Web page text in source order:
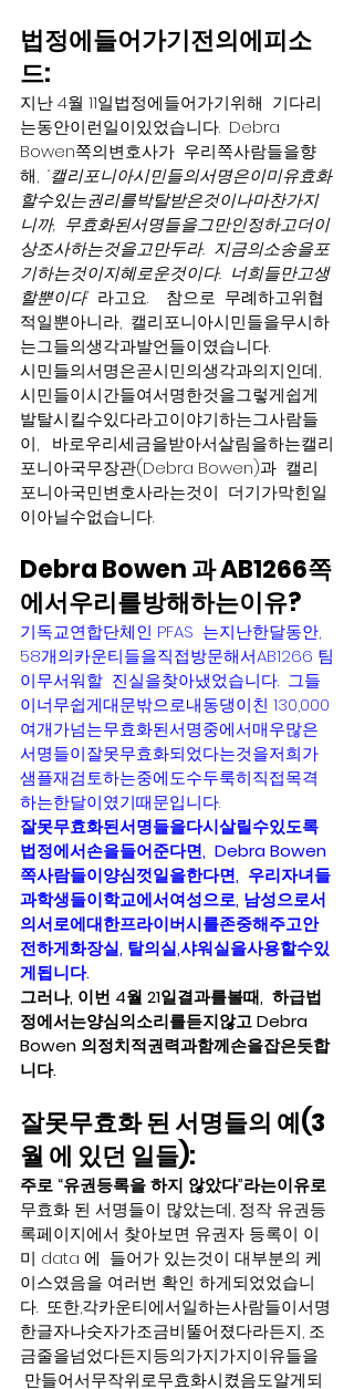
법정에들어가기전의에피소
드:
지난 4월 11일법정에들어가기위해  기다리
는동안이런일이있었습니다.  Debra
Bowen쪽의변호사가  우리쪽사람들을향
해, ‘캘리포니아시민들의서명은이미유효화
할수있는권리를박탈받은것이나마찬가지
니까,  무효화된서명들을그만인정하고더이
상조사하는것을고만두라.  지금의소송을포
기하는것이지혜로운것이다.  너희들만고생
할뿐이다’ 라고요.    참으로  무례하고위협
적일뿐아니라,  캘리포니아시민들을무시하
는그들의생각과발언들이였습니다.
시민들의서명은곧시민의생각과의지인데,
시민들이시간들여서명한것을그렇게쉽게
발탈시킬수있다라고이야기하는그사람들
이,   바로우리세금을받아서살림을하는캘리
포니아국무장관(Debra Bowen)과  캘리
포니아국민변호사라는것이  더기가막힌일
이아닐수없습니다.
Debra Bowen 과 AB1266쪽
에서우리를방해하는이유?
기독교연합단체인 PFAS  는지난한달동안,
58개의카운티들을직접방문해서AB1266 팀
이무서워할  진실을찾아냈었습니다.  그들
이너무쉽게대문밖으로내동댕이친 130,000
여개가넘는무효화된서명중에서매우많은
서명들이잘못무효화되었다는것을저희가
샘플재검토하는중에도수두룩히직접목격
하는한달이였기때문입니다.
잘못무효화된서명들을다시살릴수있도록
법정에서손을들어준다면,  Debra Bowen
쪽사람들이양심껏일을한다면,  우리자녀들
과학생들이학교에서여성으로, 남성으로서
의서로에대한프라이버시를존중해주고안
전하게화장실, 탈의실,샤워실을사용할수있
게됩니다.
그러나, 이번 4월 21일결과를볼때,  하급법
정에서는양심의소리를듣지않고 Debra
Bowen 의정치적권력과함께손을잡은듯합
니다.
잘못무효화 된 서명들의 예(3
월 에 있던 일들):
주로 “유권등록을 하지 않았다”라는이유로
무효화 된 서명들이 많았는데, 정작 유권등
록페이지에서 찾아보면 유권자 등록이 이
미 data 에  들어가 있는것이 대부분의 케
이스였음을 여러번 확인 하게되었었습니
다.  또한,각카운티에서일하는사람들이서명
한글자나숫자가조금비뚤어졌다라든지, 조
금줄을넘었다든지등의가지가지이유들을
만들어서무작위로무효화시켰음도알게되